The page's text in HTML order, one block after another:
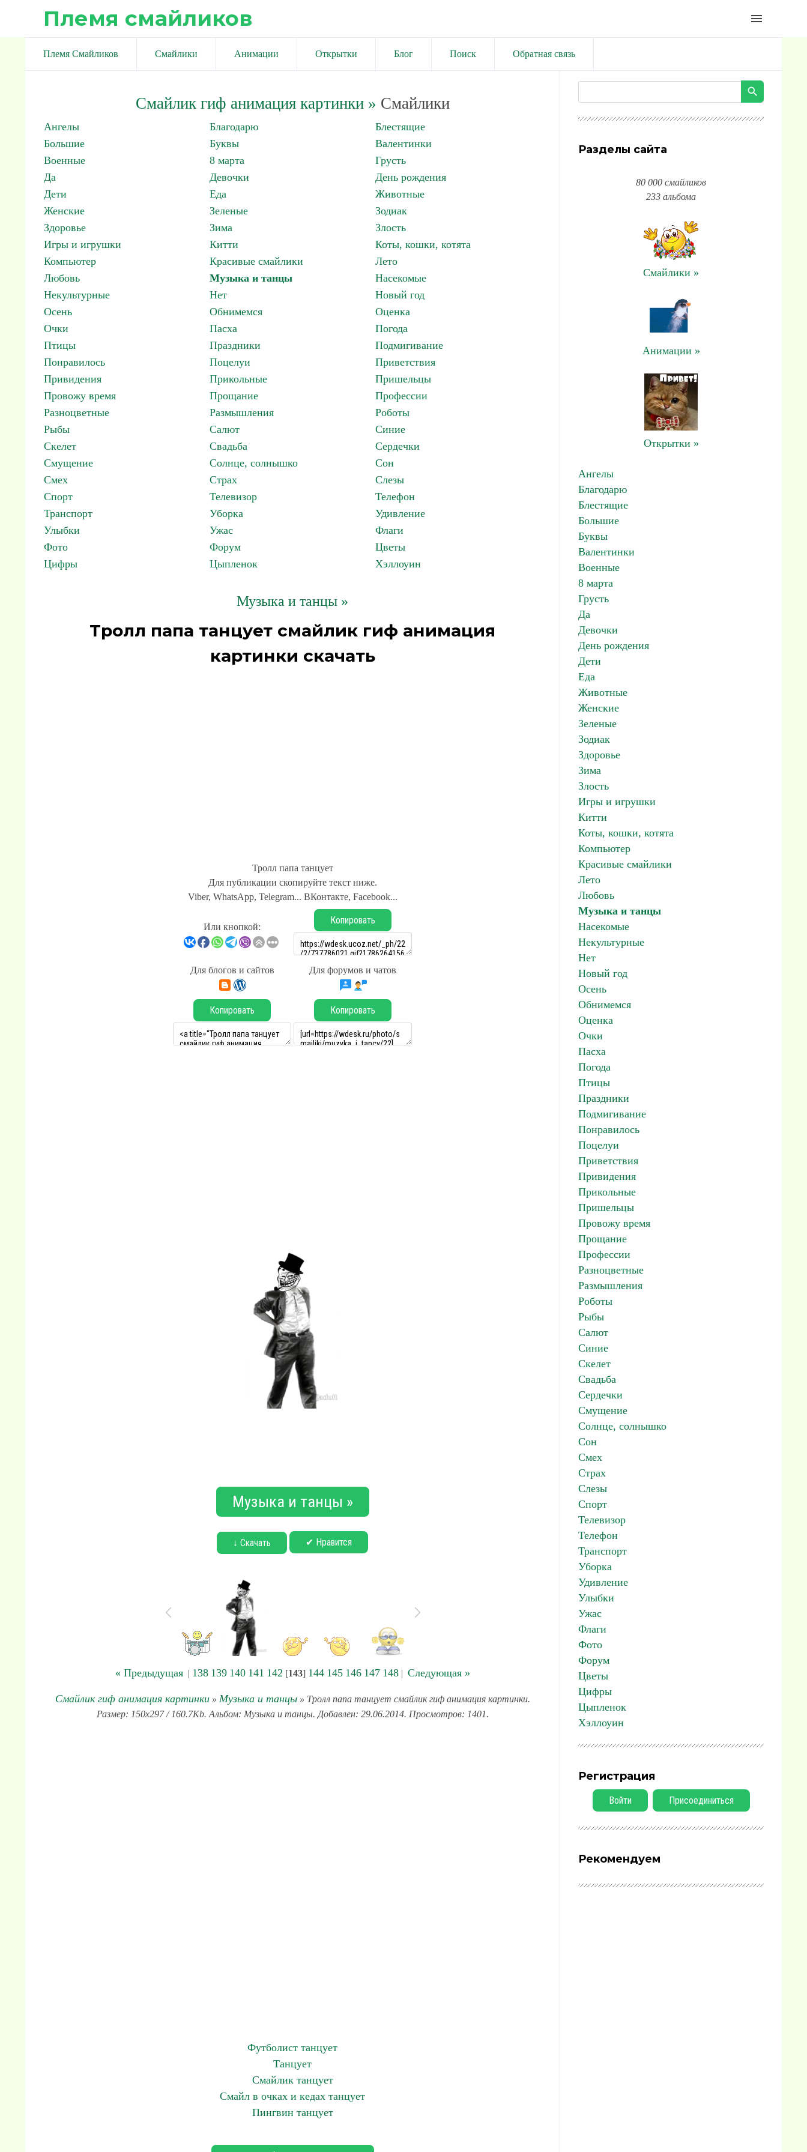
Племя смайликов menu
Племя Смайликов Смайлики Анимации Открытки Блог Поиск Обратная связь
Смайлик гиф анимация картинки» Смайлики
Ангелы Благодарю
Блестящие
Большие
Буквы
Валентинки
Военные
8 марта
Грусть
Да
Девочки
День рождения
Дети
Еда
Животные
Женские
Зеленые
Зодиак
Здоровье
Зима
Злость
Игры и игрушки
Китти
Коты, кошки, котята
Компьютер
Красивые смайлики
Лето
Любовь
Музыка и танцы
Насекомые
Некультурные
Нет
Новый год
Осень
Обнимемся
Оценка
Очки
Пасха
Погода
Птицы
Праздники
Подмигивание
Понравилось
Поцелуи
Приветствия
Привидения
Прикольные
Пришельцы
Провожу время
Прощание
Профессии
Разноцветные
Размышления
Роботы
Рыбы
Салют
Синие
Скелет
Свадьба
Сердечки
Смущение
Солнце, солнышко
Сон
Смех
Страх
Слезы
Спорт
Телевизор
Телефон
Транспорт
Уборка
Удивление
Улыбки
Ужас
Флаги
Фото
Форум
Цветы
Цифры
Цыпленок Хэллоуин
Музыка и танцы »
Тролл папа танцует смайлик гиф анимация
картинки скачать
Тролл папа танцует
Для публикации скопируйте текст ниже.
Viber, WhatsApp, Telegram... ВКонтакте, Facebook...
Или кнопкой:
Копировать
Для блогов и сайтов Для форумов и чатов
Копировать Копировать
Музыка и танцы »
↓ Скачать ✔ Нравится
« Предыдущая| 138 139 140 141 142 [143] 144 145 146 147 148| Следующая »
Смайлик гиф анимация картинки» Музыка и танцы» Тролл папа танцует смайлик гиф анимация картинки.
Размер: 150x297 / 160.7Kb. Альбом: Музыка и танцы. Добавлен: 29.06.2014. Просмотров: 1401.
Футболист танцует
Танцует
Смайлик танцует
Смайл в очках и кедах танцует
Пингвин танцует
Разделы сайта
80 000 смайликов
233 альбома
Смайлики »
Анимации »
Открытки »
Ангелы
Благодарю
Блестящие
Большие
Буквы
Валентинки
Военные
8 марта
Грусть
Да
Девочки
День рождения
Дети
Еда
Животные
Женские
Зеленые
Зодиак
Здоровье
Зима
Злость
Игры и игрушки
Китти
Коты, кошки, котята
Компьютер
Красивые смайлики
Лето
Любовь
Музыка и танцы
Насекомые
Некультурные
Нет
Новый год
Осень
Обнимемся
Оценка
Очки
Пасха
Погода
Птицы
Праздники
Подмигивание
Понравилось
Поцелуи
Приветствия
Привидения
Прикольные
Пришельцы
Провожу время
Прощание
Профессии
Разноцветные
Размышления
Роботы
Рыбы
Салют
Синие
Скелет
Свадьба
Сердечки
Смущение
Солнце, солнышко
Сон
Смех
Страх
Слезы
Спорт
Телевизор
Телефон
Транспорт
Уборка
Удивление
Улыбки
Ужас
Флаги
Фото
Форум
Цветы
Цифры
Цыпленок
Хэллоуин
Регистрация
Войти Присоединиться
Рекомендуем